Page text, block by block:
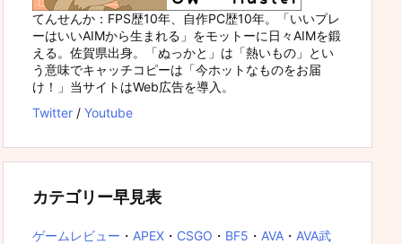
てんせんか：FPS歴10年、自作PC歴10年。「いいプレ
ーはいいAIMから生まれる」をモットーに日々AIMを鍛
える。佐賀県出身。「ぬっかと」は「熱いもの」とい
う意味でキャッチコピーは「今ホットなものをお届
け！」当サイトはWeb広告を導入。
Twitter / Youtube
カテゴリー早見表
ゲームレビュー ・ APEX ・ CSGO ・ BF5 ・ AVA ・ AVA武